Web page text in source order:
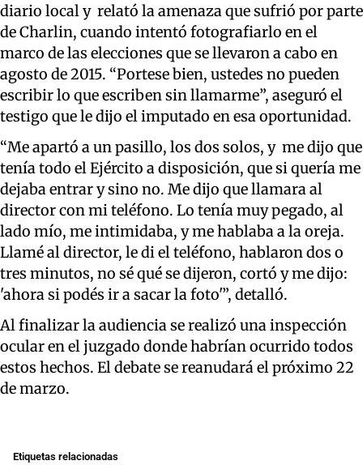
diario local y relató la amenaza que sufrió por parte
de Charlin, cuando intentó fotografiarlo en el
marco de las elecciones que se llevaron a cabo en
agosto de 2015. “Portese bien, ustedes no pueden
escribir lo que escriben sin llamarme”, aseguró el
testigo que le dijo el imputado en esa oportunidad.
“Me apartó a un pasillo, los dos solos, y me dijo que
tenía todo el Ejército a disposición, que si quería me
dejaba entrar y sino no. Me dijo que llamara al
director con mi teléfono. Lo tenía muy pegado, al
lado mío, me intimidaba, y me hablaba a la oreja.
Llamé al director, le di el teléfono, hablaron dos o
tres minutos, no sé qué se dijeron, cortó y me dijo:
'ahora si podés ir a sacar la foto'”, detalló.
Al finalizar la audiencia se realizó una inspección
ocular en el juzgado donde habrían ocurrido todos
estos hechos. El debate se reanudará el próximo 22
de marzo.
Etiquetas relacionadas